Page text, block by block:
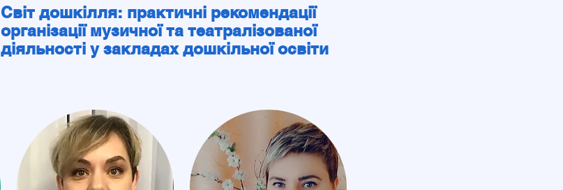
Світ дошкілля: практичні рекомендації
організації музичної та театралізованої
діяльності у закладах дошкільної освіти